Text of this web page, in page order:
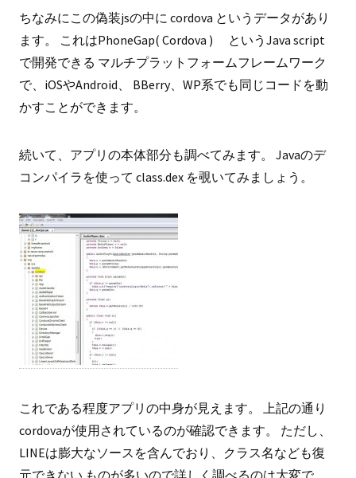
ちなみにこの偽装jsの中に cordova というデータがあり
ます。 これはPhoneGap( Cordova ) というJava script
で開発できる マルチプラットフォームフレームワーク
で、iOSやAndroid、 BBerry、WP系でも同じコードを動
かすことができます。
続いて、アプリの本体部分も調べてみます。 Javaのデ
コンパイラを使って class.dex を覗いてみましょう。
これである程度アプリの中身が見えます。 上記の通り
cordovaが使用されているのが確認できます。 ただし、
LINEは膨大なソースを含んでおり、クラス名なども復
元できない ものが多いので詳しく調べるのは大変で